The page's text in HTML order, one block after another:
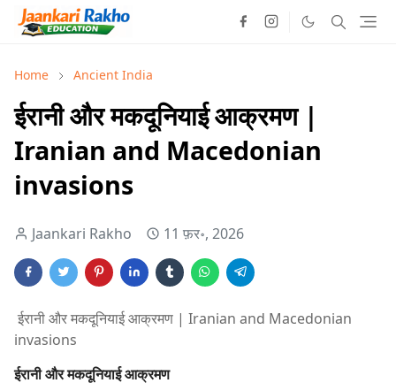
Home Ancient India
ईरानी और मकदूनियाई आक्रमण |
Iranian and Macedonian
invasions
Jaankari Rakho 11 फ़र॰, 2026
ईरानी और मकदूनियाई आक्रमण | Iranian and Macedonian
invasions
ईरानी और मकदूनियाई आक्रमण